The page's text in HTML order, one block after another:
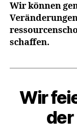
Wir können
schaffen.
Kategorien
Wir